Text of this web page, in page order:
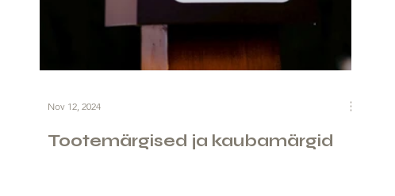
Tootemärgised ja kaubamärgid
Nov 12, 2024